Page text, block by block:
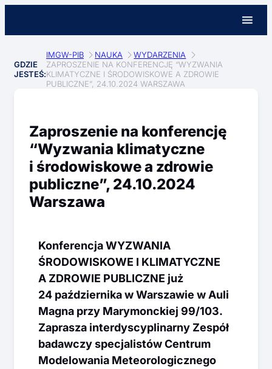
GDZIE
JESTEŚ:
IMGW-PIB NAUKA
WYDARZENIA
ZAPROSZENIE NA KONFERENCJĘ “WYZWANIA
KLIMATYCZNE I ŚRODOWISKOWE A ZDROWIE
PUBLICZNE”, 24.10.2024 WARSZAWA
Zaproszenie na konferencję
“Wyzwania klimatyczne
i środowiskowe a zdrowie
publiczne”, 24.10.2024
Warszawa
Konferencja WYZWANIA
ŚRODOWISKOWE I KLIMATYCZNE
A ZDROWIE PUBLICZNE już
24 października w Warszawie w Auli
Magna przy Marymonckiej 99/103.
Zaprasza interdyscyplinarny Zespół
badawczy specjalistów Centrum
Modelowania Meteorologicznego